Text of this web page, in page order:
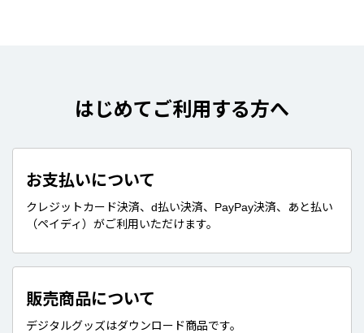
はじめてご利用する方へ
お支払いについて
クレジットカード決済、d払い決済、PayPay決済、あと払い
（ペイディ）がご利用いただけます。
販売商品について
デジタルグッズはダウンロード商品です。